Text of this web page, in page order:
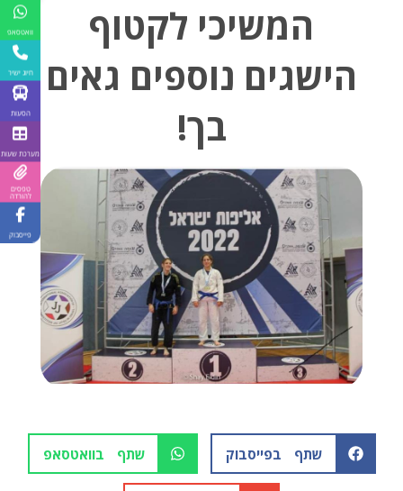
המשיכי לקטוף
הישגים נוספים גאים
בך!
שתף בפייסבוק שתף בוואטסאפ
וואטסאפ
חיוג ישיר
הסעות
מערכת שעות
טפסים
להורדה
פייסבוק